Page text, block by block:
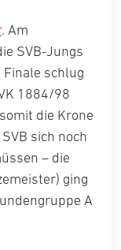
. Am
SVB-Jungs
schlug
1884/98
die Krone
sich noch
– die
ging
A